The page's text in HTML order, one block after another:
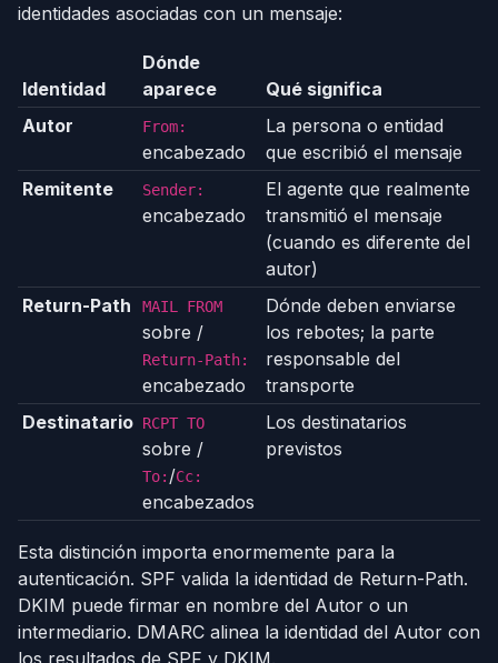
identidades asociadas con un mensaje:
Identidad
Dónde
aparece
Qué significa
Autor
From:
encabezado
La persona o entidad
que escribió el mensaje
Remitente
Sender:
encabezado
El agente que realmente
transmitió el mensaje
(cuando es diferente del
autor)
Return-Path
MAIL FROM
sobre /
Return-Path:
encabezado
Dónde deben enviarse
los rebotes; la parte
responsable del
transporte
Destinatario RCPT TO
sobre /
To: /Cc:
encabezados
Los destinatarios
previstos
Esta distinción importa enormemente para la
autenticación. SPF valida la identidad de Return-Path.
DKIM puede firmar en nombre del Autor o un
intermediario. DMARC alinea la identidad del Autor con
los resultados de SPF y DKIM.